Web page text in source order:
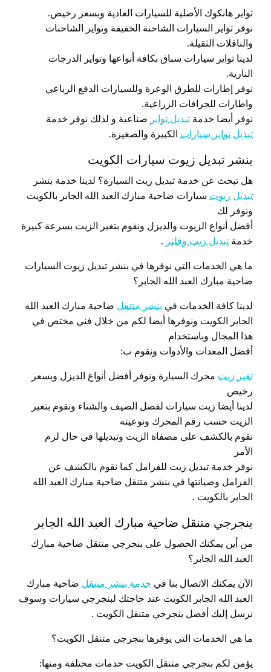
تواير هانكوك الأصلية للسيارات العادية وبسعر رخيص.
نوفر تواير السيارات الشاحنة الخفيفة وتواير الشاحنات
والناقلات الثقيلة.
لدينا تواير سيارات سباق بكافة أنواعها وتواير الدرجات
النارية.
نوفر إطارات للطرق الوعرة وللسيارات الدفع الرباعي
واطارات للجرافات الزراعية.
نوفر أيضا خدمة تبديل تواير
صناعية و لذلك نوفر خدمة
تبديل تواير سيارات الكبيرة والصغيرة.
بنشر تبديل زيوت سيارات الكويت
هل تبحث عن خدمة تبديل زيت السيارة؟ لدينا خدمة بنشر
تبديل زيوت سيارات ضاحية مبارك العبد الله الجابر بالكويت
ونوفر لك
أفضل أنواع الزيوت والديزل ونقوم بتغير الزيت بسرعة كبيرة
خدمة تبديل زيت وفلتر .
ما هي الخدمات التي نوفرها في بنشر تبديل زيوت السيارات
ضاحية مبارك العبد الله الجابر؟
لدينا كافة الخدمات في بنشر متنقل ضاحية مبارك العبد الله
الجابر الكويت ونوفرها أيضا لكم من خلال فني مختص في
هذا المجال وباستخدام
أفضل المعدات والأدوات ونقوم ب:
تغير زيت محرك السيارة ونوفر أفضل أنواع الديزل وبسعر
رخيص
لدينا أيضا زيت سيارات لفصل الصيف والشتاء ونقوم بتغير
الزيت حسب رقم المحرك ونوعيته
نقوم بالكشف على مصفاة الزيت وتبديلها في حال لزم
الأمر
نوفر خدمة تبديل زيت للفرامل كما نقوم بالكشف عن
الفرامل وصيانتها في بنشر متنقل ضاحية مبارك العبد الله
الجابر بالكويت .
بنجرجي متنقل ضاحية مبارك العبد الله الجابر
من أين يمكنك الحصول على بنجرجي متنقل ضاحية مبارك
العبد الله الجابر؟
الآن يمكنك الاتصال بنا في خدمة بنشر متنقل ضاحية مبارك
العبد الله الجابر الكويت عند حاجتك لبنجرجي سيارات وسوف
نرسل إليك أفضل بنجرجي متنقل الكويت .
ما هي الخدمات التي يوفرها بنجرجي متنقل الكويت؟
يؤمن لكم بنجرجي متنقل الكويت خدمات مختلفة ومنها: